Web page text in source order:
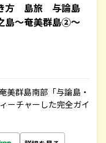
方 島旅 与論島
島～奄美群島②～
群島南部「与論島・
ーチャーした完全ガイ